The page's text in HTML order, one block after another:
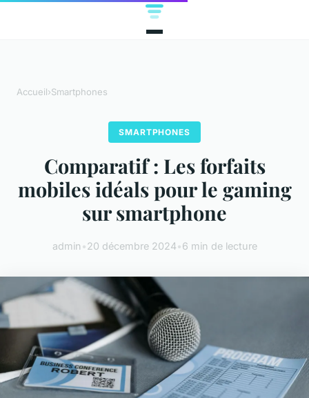
Accueil›Smartphones
SMARTPHONES
Comparatif : Les forfaits
mobiles idéals pour le gaming
sur smartphone
admin •20 décembre 2024•6 min de lecture